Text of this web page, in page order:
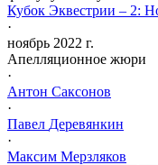
Кубок Эквестрии – 2:
·
ноябрь 2022 г.
Апелляционное жюри
·
Антон Саксонов
·
Павел Деревянкин
·
Максим Мерзляков